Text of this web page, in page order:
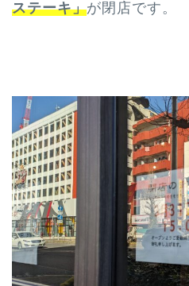
ステーキ」が閉店です。